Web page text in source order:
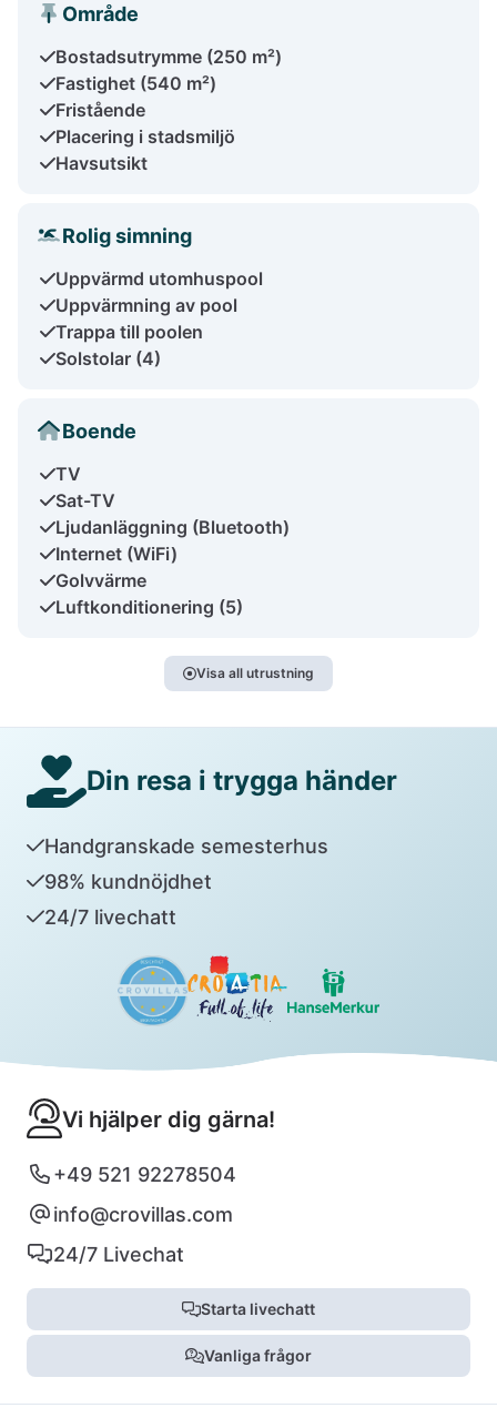
Område
Bostadsutrymme (250 m²)
Fastighet (540 m²)
Fristående
Placering i stadsmiljö
Havsutsikt
Rolig simning
Uppvärmd utomhuspool
Uppvärmning av pool
Trappa till poolen
Solstolar (4)
Boende
TV
Sat-TV
Ljudanläggning (Bluetooth)
Internet (WiFi)
Golvvärme
Luftkonditionering (5)
Visa all utrustning
Din resa i trygga händer
Handgranskade semesterhus
98% kundnöjdhet
24/7 livechatt
Vi hjälper dig gärna!
+49 521 92278504
info@crovillas.com
24/7 Livechat
Starta livechatt
Vanliga frågor